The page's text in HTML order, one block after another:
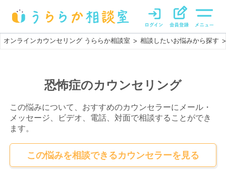
オンラインカウンセリング うららか相談室 > 相談したいお悩みから探す >
恐怖症のカウンセリング
この悩みについて、おすすめのカウンセラーにメール・
メッセージ、ビデオ、電話、対面で相談することができ
ます。
この悩みを相談できるカウンセラーを見る